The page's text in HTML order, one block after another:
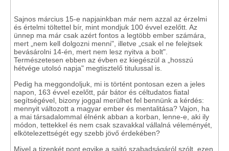
Sajnos március 15-e napjainkban már nem azzal az érzelmi
és értelmi töltettel bír, mint mondjuk 100 évvel ezelőtt. Az
ünnep ma már csak azért fontos a legtöbb ember számára,
mert „nem kell dolgozni menni", illetve „csak el ne felejtsek
bevásárolni 14-én, mert nem lesz nyitva a bolt".
Természetesen ebben az évben ez kiegészül a „hosszú
hétvége utolsó napja" megtisztelő titulussal is.
Pedig ha meggondoljuk, mi is történt pontosan ezen a jeles
napon, 163 évvel ezelőtt, pár bátor és céltudatos fiatal
segítségével, bizony joggal merülhet fel bennünk a kérdés:
mennyit változott a magyar ember és mentalitása? Vajon, ha
a mai társadalommal élnénk abban a korban, lenne-e, aki ily
módon, tettekkel és nem csak szavakkal vállalná véleményét,
elkötelezettségét egy szebb jövő érdekében?
Mivel a tizenkét pont egyike a sajtó szabadságáról szólt, ezen